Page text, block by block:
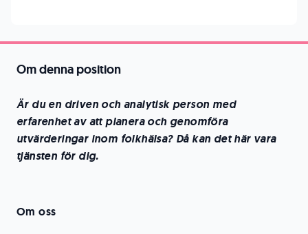
Om denna position
Är du en driven och analytisk person med
erfarenhet av att planera och genomföra
utvärderingar inom folkhälsa? Då kan det här vara
tjänsten för dig.
Om oss